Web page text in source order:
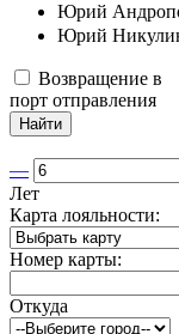
Юрий
Юрий
Возвращение в
порт отправления
Найти
—
Лет
Карта лояльности:
Номер карты:
Откуда